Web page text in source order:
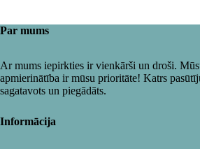
Par mums
Ar mums iepirkties ir vienkārši un droši.
apmierinātība ir mūsu prioritāte! Katrs
sagatavots un piegādāts.
Informācija